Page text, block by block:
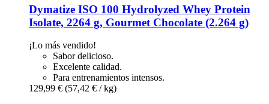
Dymatize ISO 100 Hydrolyzed Whey Protein
Isolate, 2264 g, Gourmet Chocolate (2.264 g)
¡Lo más vendido!
Sabor delicioso.
Excelente calidad.
Para entrenamientos intensos.
129,99 € (57,42 € / kg)